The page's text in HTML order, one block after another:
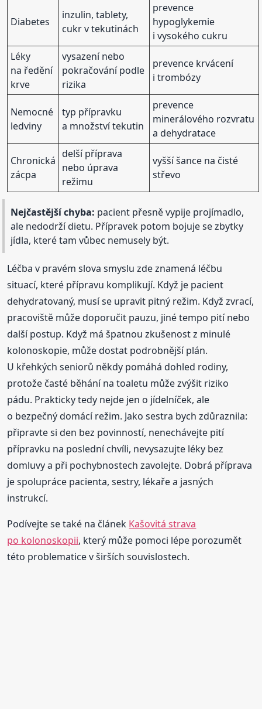
Diabetes
inzulin, tablety,
cukr v tekutinách
prevence
hypoglykemie
i vysokého cukru
Léky
na ředění
krve
vysazení nebo
pokračování podle
rizika
prevence krvácení
i trombózy
Nemocné
ledviny
typ přípravku
a množství tekutin
prevence
minerálového rozvratu
a dehydratace
Chronická
zácpa
delší příprava
nebo úprava
režimu
vyšší šance na čisté
střevo
Nejčastější chyba: pacient přesně vypije projímadlo,
ale nedodrží dietu. Přípravek potom bojuje se zbytky
jídla, které tam vůbec nemusely být.
Léčba v pravém slova smyslu zde znamená léčbu
situací, které přípravu komplikují. Když je pacient
dehydratovaný, musí se upravit pitný režim. Když zvrací,
pracoviště může doporučit pauzu, jiné tempo pití nebo
další postup. Když má špatnou zkušenost z minulé
kolonoskopie, může dostat podrobnější plán.
U křehkých seniorů někdy pomáhá dohled rodiny,
protože časté běhání na toaletu může zvýšit riziko
pádu. Prakticky tedy nejde jen o jídelníček, ale
o bezpečný domácí režim. Jako sestra bych zdůraznila:
připravte si den bez povinností, nenechávejte pití
přípravku na poslední chvíli, nevysazujte léky bez
domluvy a při pochybnostech zavolejte. Dobrá příprava
je spolupráce pacienta, sestry, lékaře a jasných
instrukcí.
Podívejte se také na článek Kašovitá strava
po kolonoskopii, který může pomoci lépe porozumět
této problematice v širších souvislostech.